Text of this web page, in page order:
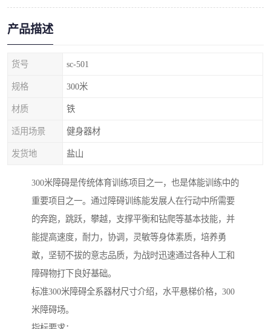
产品描述
货号 sc-501
规格 300米
材质 铁
适用场景 健身器材
发货地 盐山
300米障碍是传统体育训练项目之一，也是体能训练中的
重要项目之一。通过障碍训练能发展人在行动中所需要
的奔跑，跳跃，攀越，支撑平衡和钻爬等基本技能，并
能提高速度，耐力，协调，灵敏等身体素质，培养勇
敢，坚韧不拔的意志品质，为战时迅速通过各种人工和
障碍物打下良好基础。
标准300米障碍全系器材尺寸介绍，水平悬梯价格，300
米障碍场。